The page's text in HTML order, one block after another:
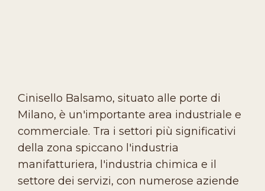
Cinisello Balsamo, situato alle porte di
Milano, è un'importante area industriale e
commerciale. Tra i settori più significativi
della zona spiccano l'industria
manifatturiera, l'industria chimica e il
settore dei servizi, con numerose aziende